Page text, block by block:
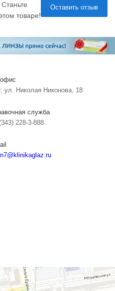
Оставить отзыв
товаре!
ул. Николая Никонова, 18
служба
228-3-888
@klinikaglaz.ru